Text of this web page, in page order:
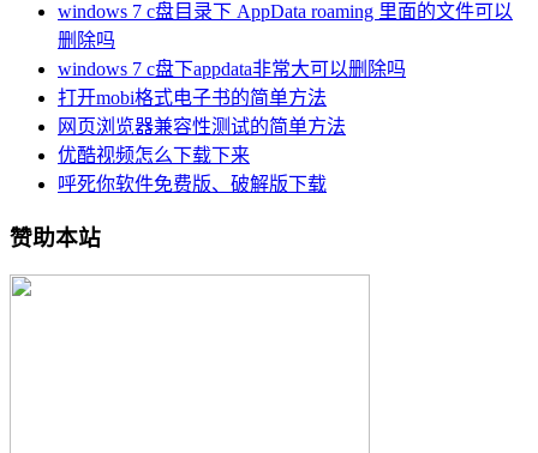
windows 7 c盘目录下 AppData roaming 里面的文件可以
删除吗
windows 7 c盘下appdata非常大可以删除吗
打开mobi格式电子书的简单方法
网页浏览器兼容性测试的简单方法
优酷视频怎么下载下来
呼死你软件免费版、破解版下载
赞助本站